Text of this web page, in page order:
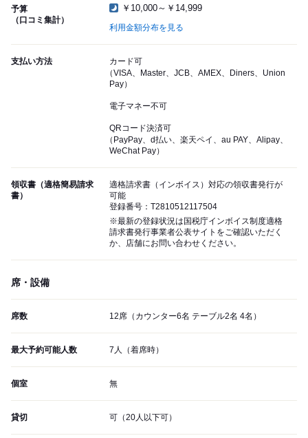
予算
（口コミ集計）
￥10,000～￥14,999
利用金額分布を見る
支払い方法
カード可
（VISA、Master、JCB、AMEX、Diners、Union
Pay）
電子マネー不可
QRコード決済可
（PayPay、d払い、楽天ペイ、au PAY、Alipay、
WeChat Pay）
領収書（適格簡易請求
書）
適格請求書（インボイス）対応の領収書発行が
可能
登録番号：T2810512117504
※最新の登録状況は国税庁インボイス制度適格
請求書発行事業者公表サイトをご確認いただく
か、店舗にお問い合わせください。
席・設備
席数 12席（カウンター6名 テーブル2名 4名）
最大予約可能人数 7人（着席時）
個室 無
貸切 可（20人以下可）